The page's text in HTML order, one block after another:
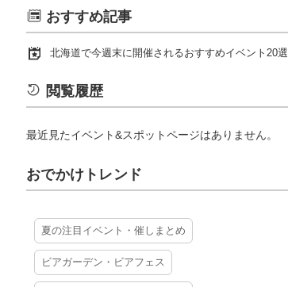
おすすめ記事
北海道で今週末に開催されるおすすめイベント20選
閲覧履歴
最近見たイベント&スポットページはありません。
おでかけトレンド
夏の注目イベント・催しまとめ
ビアガーデン・ビアフェス